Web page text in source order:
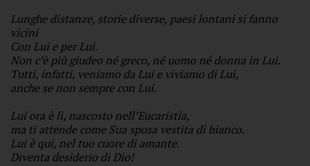
Lunghe distanze, storie diverse, paesi lontani si fanno
vicini
Con Lui e per Lui.
Non c’è più giudeo né greco, né uomo né donna in Lui.
Tutti, infatti, veniamo da Lui e viviamo di Lui,
anche se non sempre con Lui.
Lui ora è lì, nascosto nell’Eucaristia,
ma ti attende come Sua sposa vestita di bianco.
Lui è qui, nel tuo cuore di amante.
Diventa desiderio di Dio!